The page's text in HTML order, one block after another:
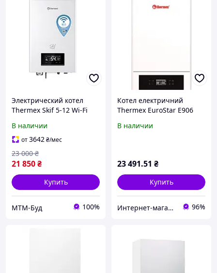
Электрический котел
Thermex Skif 5-12 Wi-Fi
В наличии
от3642₴/мес
21 850₴
23 000 ₴
Купить
МТМ-Буд 100%
Котел електричний
Thermex EuroStar E906
В наличии
23 491.51 ₴
Купить
Интернет-магазин "Первый" 96%